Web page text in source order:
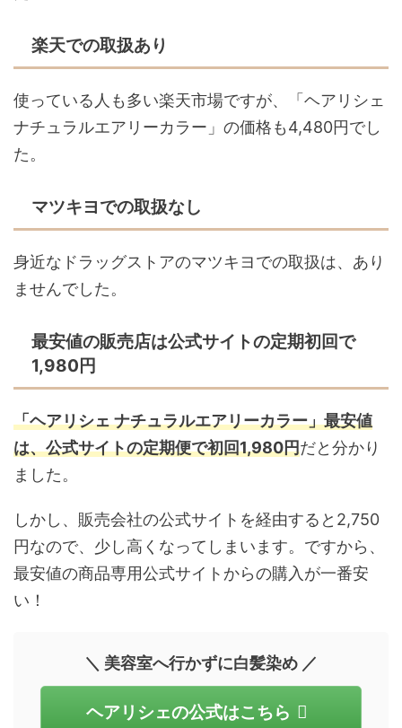
楽天での取扱あり
使っている人も多い楽天市場ですが、「ヘアリシェ
ナチュラルエアリーカラー」の価格も4,480円でし
た。
マツキヨでの取扱なし
身近なドラッグストアのマツキヨでの取扱は、あり
ませんでした。
最安値の販売店は公式サイトの定期初回で
1,980円
「ヘアリシェ ナチュラルエアリーカラー」最安値
は、公式サイトの定期便で初回1,980円だと分かり
ました。
しかし、販売会社の公式サイトを経由すると2,750
円なので、少し高くなってしまいます。ですから、
最安値の商品専用公式サイトからの購入が一番安
い！
＼ 美容室へ行かずに白髪染め ／
ヘアリシェの公式はこちら